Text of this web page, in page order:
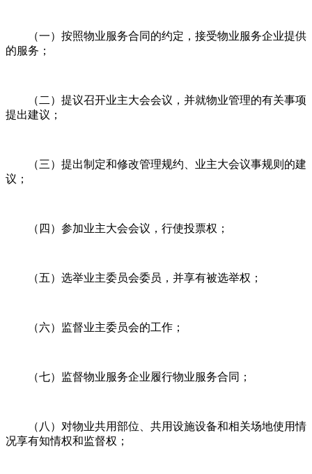
（一）按照物业服务合同的约定，接受物业服务企业提供
的服务；
（二）提议召开业主大会会议，并就物业管理的有关事项
提出建议；
（三）提出制定和修改管理规约、业主大会议事规则的建
议；
（四）参加业主大会会议，行使投票权；
（五）选举业主委员会委员，并享有被选举权；
（六）监督业主委员会的工作；
（七）监督物业服务企业履行物业服务合同；
（八）对物业共用部位、共用设施设备和相关场地使用情
况享有知情权和监督权；